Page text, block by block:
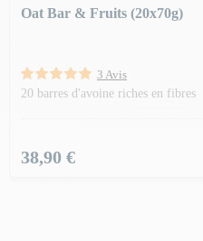
Oat Bar & Fruits (20x70g)
3 Avis
20 barres d'avoine riches en fibres
Prix
38,90 €